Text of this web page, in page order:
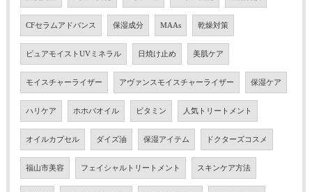
CFセラムアドバンス 保湿成分 MAAs 乾燥対策
ピュアモイストUVミネラル 日焼け止め 美肌ケア
モイスチャーライザー アヴァンスモイスチャーライザー 保湿ケア
ハリケア ホホバオイル ビタミン 人気トリートメント
オイルカプセル ダイズ油 保湿アイテム ドクターズコスメ
福山市美容 フェイシャルトリートメント スキンケア方法